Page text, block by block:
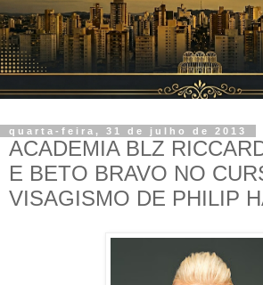
quarta-feira, 31 de julho de 2013
ACADEMIA BLZ
E BETO BRAVO NO
VISAGISMO DE PHILIP